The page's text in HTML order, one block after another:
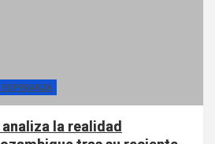
la realidad